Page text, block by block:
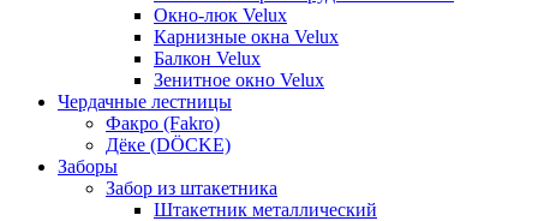
Окно-люк Velux
Карнизные окна Velux
Балкон Velux
Зенитное окно Velux
Чердачные лестницы
Факро (Fakro)
Дёке (DÖCKE)
Заборы
Забор из штакетника
Штакетник металлический